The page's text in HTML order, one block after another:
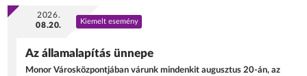
2026.
08.20.
Kiemelt esemény
Az államalapítás ünnepe
Monor Városközpontjában várunk mindenkit augusztus 20-án, az